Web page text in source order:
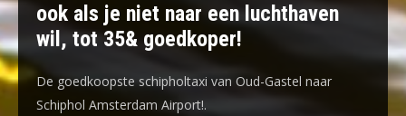
ook als je niet naar een luchthaven
wil, tot 35& goedkoper!
De goedkoopste schipholtaxi van Oud-Gastel naar
Schiphol Amsterdam Airport!.